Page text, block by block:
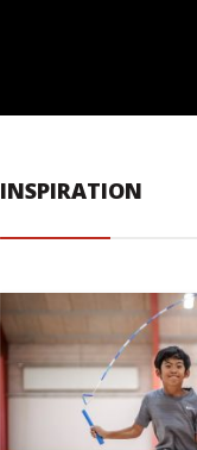
INSPIRATION